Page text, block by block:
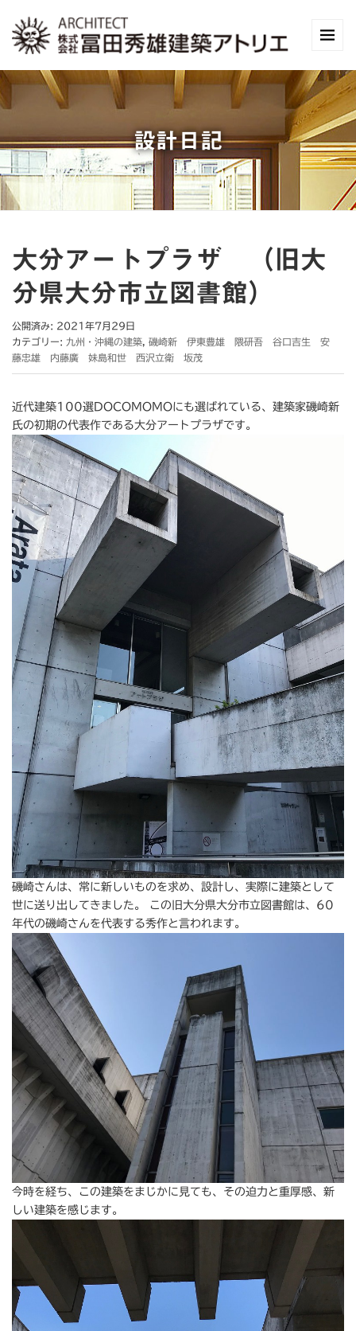
設計日記
大分アートプラザ （旧大
分県大分市立図書館）
公開済み: 2021年7月29日
カテゴリー: 九州・沖縄の建築
磯崎新 伊東豊雄 隈研吾 谷口吉生 安
藤忠雄 内藤廣 妹島和世 西沢立衛 坂茂
近代建築100選DOCOMOMOにも選ばれている、建築家磯崎新
氏の初期の代表作である大分アートプラザです。
磯崎さんは、常に新しいものを求め、設計し、実際に建築として
世に送り出してきました。 この旧大分県大分市立図書館は、60
年代の磯崎さんを代表する秀作と言われます。
今時を経ち、この建築をまじかに見ても、その迫力と重厚感、新
しい建築を感じます。